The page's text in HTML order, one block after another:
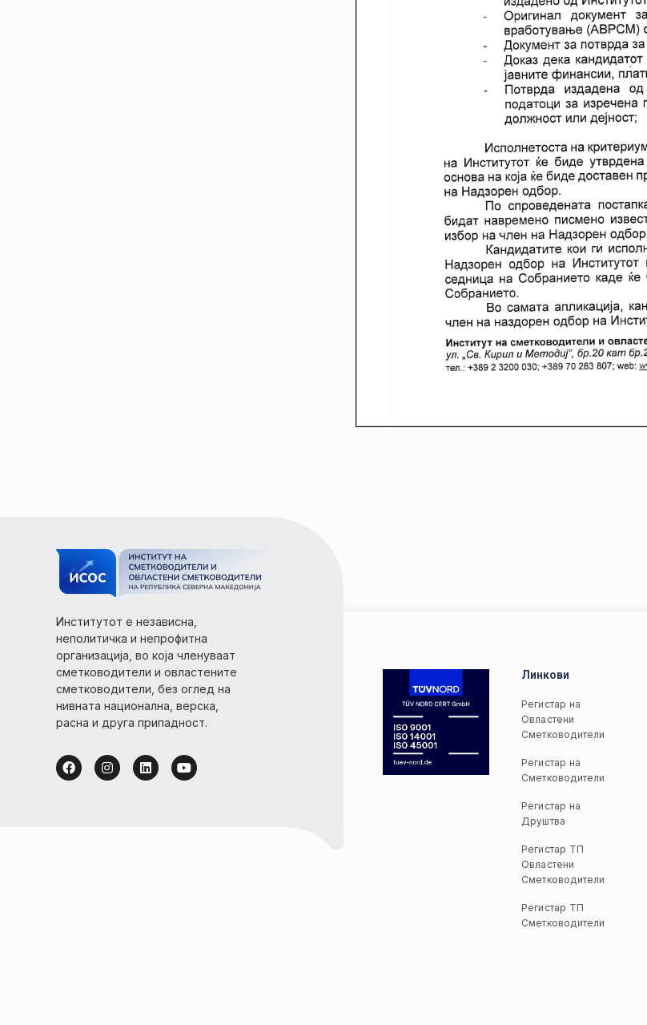
Институтот е независна,
неполитичка и непрофитна
организација, во која членуваат
сметководители и овластените
сметководители, без оглед на
нивната национална, верска,
расна и друга припадност.
Линкови
Регистар на
Овластени
Сметководители
Регистар на
Сметководители
Регистар на
Друштва
Регистар ТП
Овластени
Сметководители
Регистар ТП
Сметководители